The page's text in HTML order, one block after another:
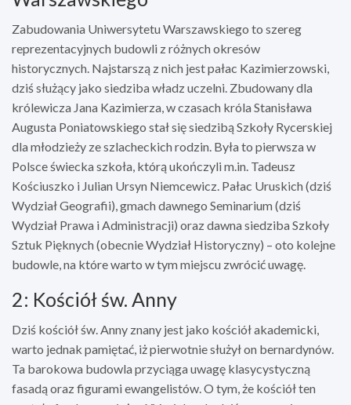
Zabudowania Uniwersytetu Warszawskiego to szereg
reprezentacyjnych budowli z różnych okresów
historycznych. Najstarszą z nich jest pałac Kazimierzowski,
dziś służący jako siedziba władz uczelni. Zbudowany dla
królewicza Jana Kazimierza, w czasach króla Stanisława
Augusta Poniatowskiego stał się siedzibą Szkoły Rycerskiej
dla młodzieży ze szlacheckich rodzin. Była to pierwsza w
Polsce świecka szkoła, którą ukończyli m.in. Tadeusz
Kościuszko i Julian Ursyn Niemcewicz. Pałac Uruskich (dziś
Wydział Geografii), gmach dawnego Seminarium (dziś
Wydział Prawa i Administracji) oraz dawna siedziba Szkoły
Sztuk Pięknych (obecnie Wydział Historyczny) – oto kolejne
budowle, na które warto w tym miejscu zwrócić uwagę.
2: Kościół św. Anny
Dziś kościół św. Anny znany jest jako kościół akademicki,
warto jednak pamiętać, iż pierwotnie służył on bernardynów.
Ta barokowa budowla przyciąga uwagę klasycystyczną
fasadą oraz figurami ewangelistów. O tym, że kościół ten